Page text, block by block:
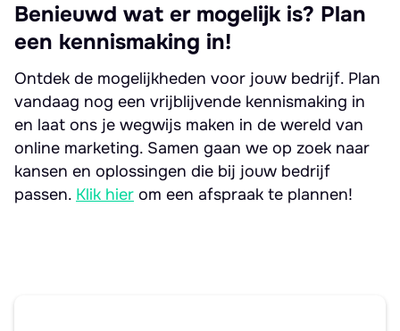
Benieuwd wat er mogelijk is? Plan
een kennismaking in!
Ontdek de mogelijkheden voor jouw bedrijf. Plan
vandaag nog een vrijblijvende kennismaking in
en laat ons je wegwijs maken in de wereld van
online marketing. Samen gaan we op zoek naar
kansen en oplossingen die bij jouw bedrijf
passen. Klik hier om een afspraak te plannen!